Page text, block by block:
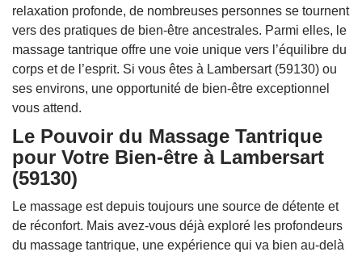
relaxation profonde, de nombreuses personnes se tournent
vers des pratiques de bien-être ancestrales. Parmi elles, le
massage tantrique offre une voie unique vers l’équilibre du
corps et de l’esprit. Si vous êtes à Lambersart (59130) ou
ses environs, une opportunité de bien-être exceptionnel
vous attend.
Le Pouvoir du Massage Tantrique
pour Votre Bien-être à Lambersart
(59130)
Le massage est depuis toujours une source de détente et
de réconfort. Mais avez-vous déjà exploré les profondeurs
du massage tantrique, une expérience qui va bien au-delà